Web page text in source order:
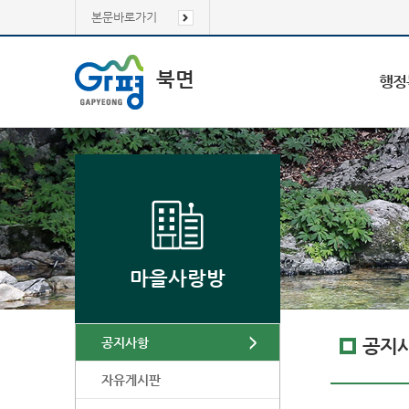
본문바로가기
북면 행
마을사랑방
공지사항
자유게시판
공지